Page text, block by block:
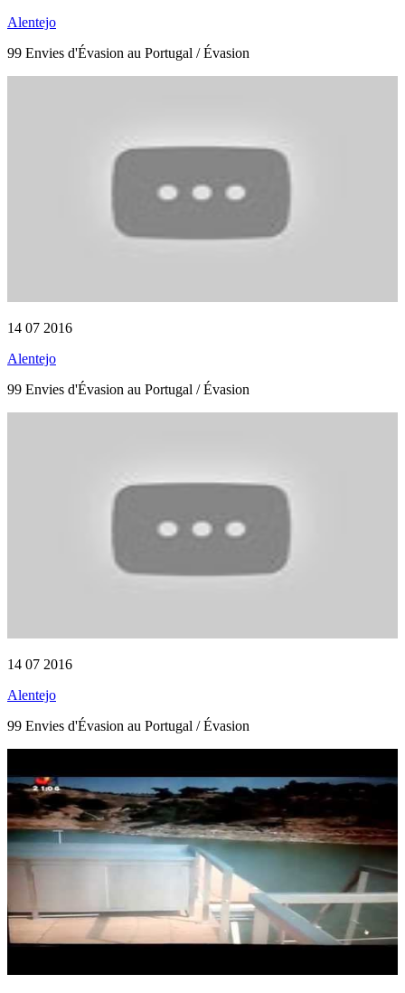
Alentejo
99 Envies d'Évasion au Portugal / Évasion
14 07 2016
Alentejo
99 Envies d'Évasion au Portugal / Évasion
14 07 2016
Alentejo
99 Envies d'Évasion au Portugal / Évasion